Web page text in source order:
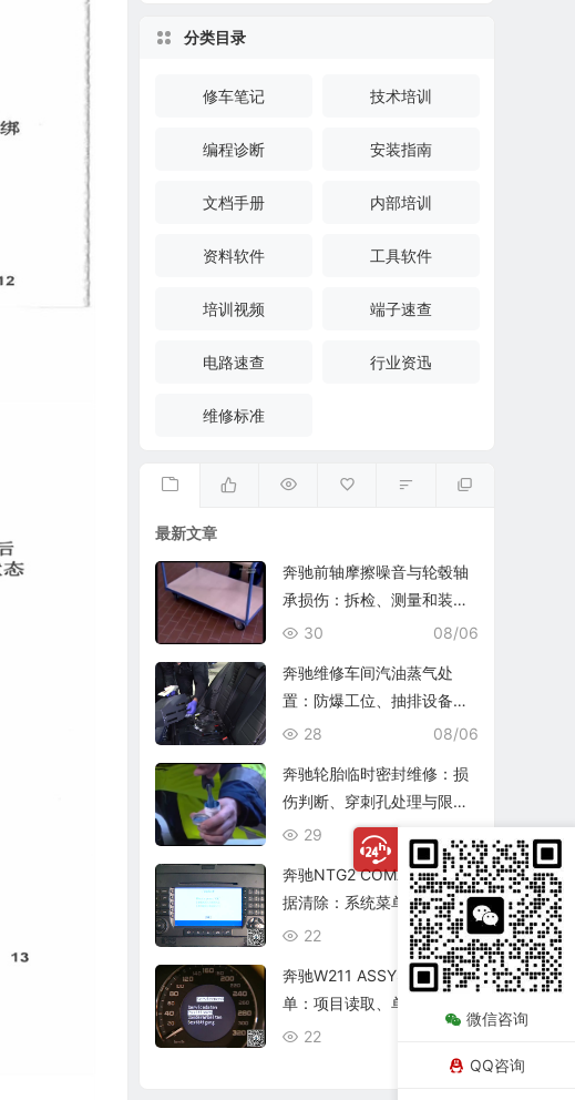
分类目录
修车笔记 技术培训
编程诊断 安装指南
文档手册 内部培训
资料软件 工具软件
培训视频 端子速查
电路速查 行业资迅
维修标准
最新文章
奔驰前轴摩擦噪音与轮毂轴
承损伤：拆检、测量和装复
复查
08/06
30
奔驰维修车间汽油蒸气处
置：防爆工位、抽排设备与
燃油收集
08/06
28
奔驰轮胎临时密封维修：损
伤判断、穿刺孔处理与限速
复查
08/06
29
奔驰NTG2 COMAND个人数
据清除：系统菜单、恢复出
厂与结果确认
08/06
22
奔驰W211 ASSYST保养菜
单：项目读取、单项确认与
复位核查
22
微信咨询
QQ咨询